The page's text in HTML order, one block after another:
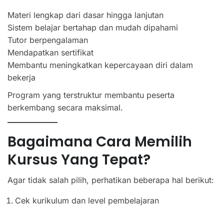
Materi lengkap dari dasar hingga lanjutan
Sistem belajar bertahap dan mudah dipahami
Tutor berpengalaman
Mendapatkan sertifikat
Membantu meningkatkan kepercayaan diri dalam
bekerja
Program yang terstruktur membantu peserta
berkembang secara maksimal.
Bagaimana Cara Memilih
Kursus Yang Tepat?
Agar tidak salah pilih, perhatikan beberapa hal berikut:
Cek kurikulum dan level pembelajaran